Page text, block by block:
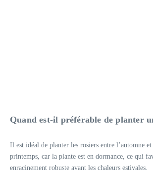
Quand est-il préférable de planter
Il est idéal de planter les rosiers entre l’automne
printemps, car la plante est en dormance, ce qui
enracinement robuste avant les chaleurs estivales.